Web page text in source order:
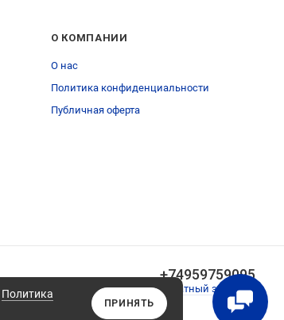
Политика
ПРИНЯТЬ
О КОМПАНИИ
О нас
Политика конфиденциальности
Публичная оферта
+74959759095
Обратный звонок